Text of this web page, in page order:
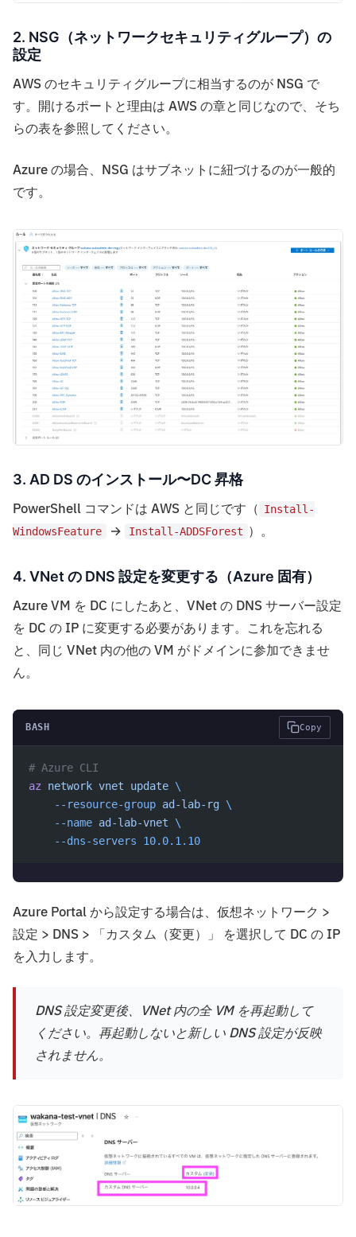
2. NSG（ネットワークセキュリティグループ）の
設定
AWS のセキュリティグループに相当するのが NSG で
す。開けるポートと理由は AWS の章と同じなので、そち
らの表を参照してください。
Azure の場合、NSG はサブネットに紐づけるのが一般的
です。
3. AD DS のインストール〜DC 昇格
PowerShell コマンドは AWS と同じです（ Install-
WindowsFeature
→ Install-ADDSForest ）。
4. VNet の DNS 設定を変更する（Azure 固有）
Azure VM を DC にしたあと、VNet の DNS サーバー設定
を DC の IP に変更する必要があります。これを忘れる
と、同じ VNet 内の他の VM がドメインに参加できませ
ん。
BASH Copy
# Azure CLI
az network vnet update \
    --resource-group
ad-lab-rg \
    --name
ad-lab-vnet \
    --dns-servers
10.0.1.10
Azure Portal から設定する場合は、仮想ネットワーク >
設定 > DNS > 「カスタム（変更）」 を選択して DC の IP
を入力します。
DNS 設定変更後、VNet 内の全 VM を再起動して
ください。再起動しないと新しい DNS 設定が反映
されません。